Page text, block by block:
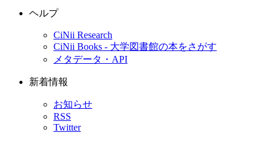
ヘルプ
CiNii Research
CiNii Books - 大学図書館の本をさがす
メタデータ・API
新着情報
お知らせ
RSS
Twitter